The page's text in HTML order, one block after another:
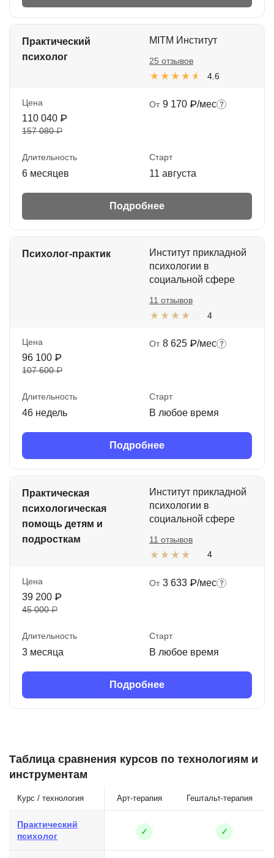
Практический
психолог
MITM Институт
4.6
25 отзывов
Цена
110 040 ₽
157 080 ₽
От 9 170 ₽/мес
Длительность
6 месяцев
Старт
11 августа
Подробнее
Психолог-практик
Институт прикладной
психологии в
социальной сфере
4
11 отзывов
Цена
96 100 ₽
107 600 ₽
От 8 625 ₽/мес
Длительность
46 недель
Старт
В любое время
Подробнее
Практическая
психологическая
помощь детям и
подросткам
Институт прикладной
психологии в
социальной сфере
4
11 отзывов
Цена
39 200 ₽
45 000 ₽
От 3 633 ₽/мес
Длительность
3 месяца
Старт
В любое время
Подробнее
Таблица сравнения курсов по технологиям и
инструментам
Курс / технология Арт-терапия Гештальт-терапия
Практический
психолог
✓ ✓